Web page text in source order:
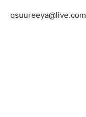
qsuureeya@live.com